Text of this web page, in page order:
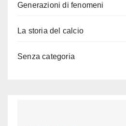
Generazioni di fenomeni
La storia del calcio
Senza categoria